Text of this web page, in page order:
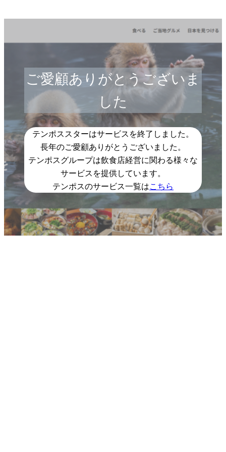
ご愛顧ありがとうございま
した
テンポススターはサービスを終了しました。
長年のご愛顧ありがとうございました。
テンポスグループは飲食店経営に関わる様々な
サービスを提供しています。
テンポスのサービス一覧はこちら